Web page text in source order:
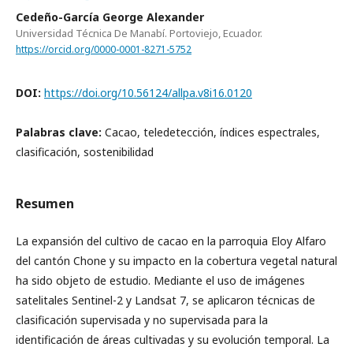
Cedeño-García George Alexander
Universidad Técnica De Manabí. Portoviejo, Ecuador.
https://orcid.org/0000-0001-8271-5752
DOI: https://doi.org/10.56124/allpa.v8i16.0120
Palabras clave: Cacao, teledetección, índices espectrales,
clasificación, sostenibilidad
Resumen
La expansión del cultivo de cacao en la parroquia Eloy Alfaro
del cantón Chone y su impacto en la cobertura vegetal natural
ha sido objeto de estudio. Mediante el uso de imágenes
satelitales Sentinel-2 y Landsat 7, se aplicaron técnicas de
clasificación supervisada y no supervisada para la
identificación de áreas cultivadas y su evolución temporal. La